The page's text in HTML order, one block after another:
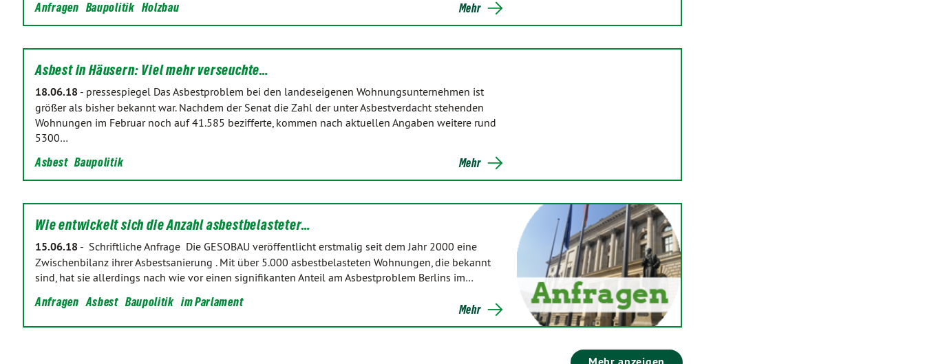
Anfragen Baupolitik Holzbau Mehr
Asbest in Häusern: Viel mehr verseuchte…
18.06.18 - pressespiegel Das Asbestproblem bei den landeseigenen Wohnungsunternehmen ist
größer als bisher bekannt war. Nachdem der Senat die Zahl der unter Asbestverdacht stehenden
Wohnungen im Februar noch auf 41.585 bezifferte, kommen nach aktuellen Angaben weitere rund
5300…
Asbest Baupolitik Mehr
Wie entwickelt sich die Anzahl asbestbelasteter…
15.06.18 - Schriftliche Anfrage Die GESOBAU veröffentlicht erstmalig seit dem Jahr 2000 eine
Zwischenbilanz ihrer Asbestsanierung . Mit über 5.000 asbestbelasteten Wohnungen, die bekannt
sind, hat sie allerdings nach wie vor einen signifikanten Anteil am Asbestproblem Berlins im…
Anfragen Asbest Baupolitik im Parlament
Mehr